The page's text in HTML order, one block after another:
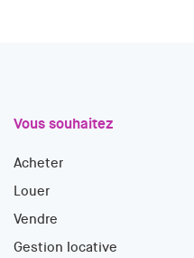
Vous souhaitez
Acheter
Louer
Vendre
Gestion locative